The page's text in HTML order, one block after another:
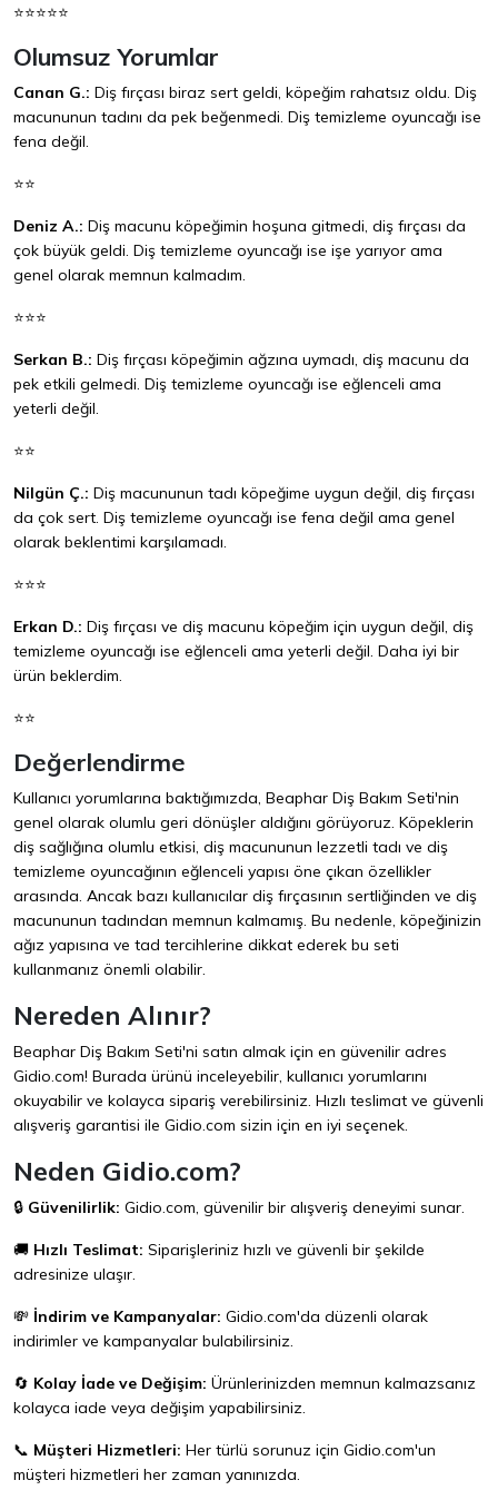
⭐⭐⭐⭐⭐
Olumsuz Yorumlar
Canan G.: Diş fırçası biraz sert geldi, köpeğim rahatsız oldu. Diş
macununun tadını da pek beğenmedi. Diş temizleme oyuncağı ise
fena değil.
⭐⭐
Deniz A.: Diş macunu köpeğimin hoşuna gitmedi, diş fırçası da
çok büyük geldi. Diş temizleme oyuncağı ise işe yarıyor ama
genel olarak memnun kalmadım.
⭐⭐⭐
Serkan B.: Diş fırçası köpeğimin ağzına uymadı, diş macunu da
pek etkili gelmedi. Diş temizleme oyuncağı ise eğlenceli ama
yeterli değil.
⭐⭐
Nilgün Ç.: Diş macununun tadı köpeğime uygun değil, diş fırçası
da çok sert. Diş temizleme oyuncağı ise fena değil ama genel
olarak beklentimi karşılamadı.
⭐⭐⭐
Erkan D.: Diş fırçası ve diş macunu köpeğim için uygun değil, diş
temizleme oyuncağı ise eğlenceli ama yeterli değil. Daha iyi bir
ürün beklerdim.
⭐⭐
Değerlendirme
Kullanıcı yorumlarına baktığımızda, Beaphar Diş Bakım Seti'nin
genel olarak olumlu geri dönüşler aldığını görüyoruz. Köpeklerin
diş sağlığına olumlu etkisi, diş macununun lezzetli tadı ve diş
temizleme oyuncağının eğlenceli yapısı öne çıkan özellikler
arasında. Ancak bazı kullanıcılar diş fırçasının sertliğinden ve diş
macununun tadından memnun kalmamış. Bu nedenle, köpeğinizin
ağız yapısına ve tad tercihlerine dikkat ederek bu seti
kullanmanız önemli olabilir.
Nereden Alınır?
Beaphar Diş Bakım Seti'ni satın almak için en güvenilir adres
Gidio.com! Burada ürünü inceleyebilir, kullanıcı yorumlarını
okuyabilir ve kolayca sipariş verebilirsiniz. Hızlı teslimat ve güvenli
alışveriş garantisi ile Gidio.com sizin için en iyi seçenek.
Neden Gidio.com?
🔒 Güvenilirlik: Gidio.com, güvenilir bir alışveriş deneyimi sunar.
🚚 Hızlı Teslimat: Siparişleriniz hızlı ve güvenli bir şekilde
adresinize ulaşır.
💸 İndirim ve Kampanyalar: Gidio.com'da düzenli olarak
indirimler ve kampanyalar bulabilirsiniz.
🔄 Kolay İade ve Değişim: Ürünlerinizden memnun kalmazsanız
kolayca iade veya değişim yapabilirsiniz.
📞 Müşteri Hizmetleri: Her türlü sorunuz için Gidio.com'un
müşteri hizmetleri her zaman yanınızda.